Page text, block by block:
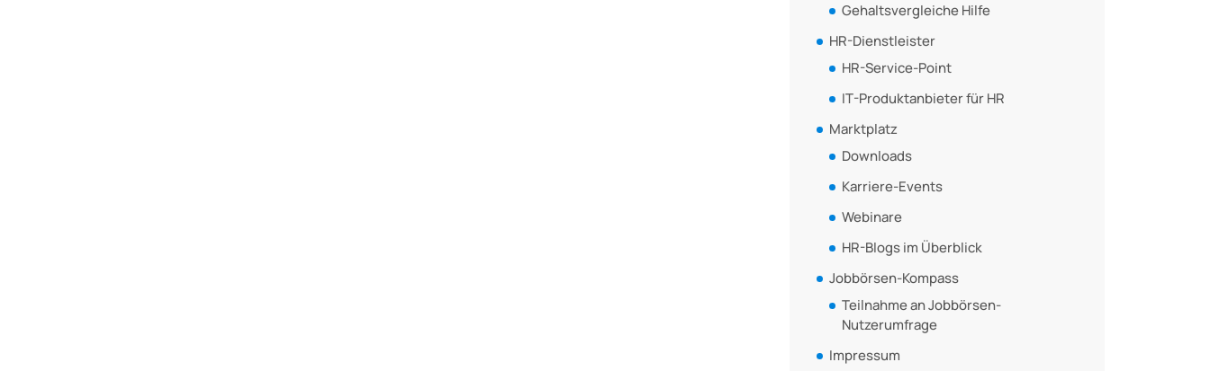
Gehaltsvergleiche Hilfe
HR-Dienstleister
HR-Service-Point
IT-Produktanbieter für HR
Marktplatz
Downloads
Karriere-Events
Webinare
HR-Blogs im Überblick
Jobbörsen-Kompass
Teilnahme an Jobbörsen-
Nutzerumfrage
Impressum